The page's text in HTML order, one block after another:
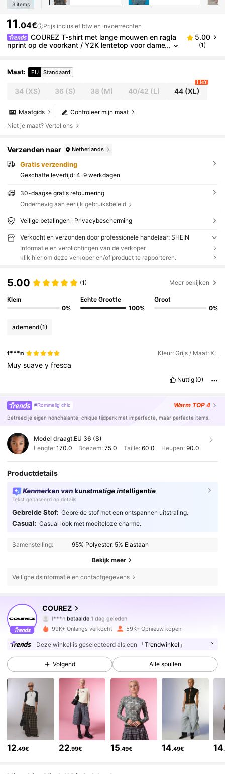
3 items
11 .04€ Prijs inclusief btw en invoerrechten
COUREZ T-shirt met lange mouwen en ragla
nprint op de voorkant / Y2K lentetop voor dame
5.00
(1)
Maat: EU Standaard
34(XS) 36 (S) 38 (M) 40/42 (L) 44 (XL)
1 left
Controleer mijn maat
Maatgids
Niet je maat? Vertel ons
Verzenden naar Netherlands
Gratis verzending
Geschatte levertijd: 4-9 werkdagen
30-daagse gratis retournering
Onderhevig aan eerlijk gebruiksbeleid
Veilige betalingen · Privacybescherming
Verkocht en verzonden door professionele handelaar: SHEIN
Informatie en verplichtingen van de verkoper
klik hier om deze verkoper en/of product te rapporteren.
5.00 (1) Meer bekijken
Klein
0%
Echte Grootte
100%
Groot
0%
ademend(1)
f***n Kleur: Grijs / Maat: XL
Muysuaveyfresca
Nuttig (0)
#Rommelig chic Warm TOP 4
Betreed je eigen nonchalante, chique tijdperk met imperfecte, maar perfecte items.
Model draagt:EU 36 (S)
Lengte: 170.0 Boezem:75.0 Taille: 60.0 Heupen: 90.0
Productdetails
Kenmerken van kunstmatige intelligentie
Tekst gebaseerd op details
Gebreide Stof: Gebreide stof met een ontspannen uitstraling.
Casual: Casual look met moeiteloze charme.
Samenstelling: 95% Polyester, 5% Elastaan
Bekijk meer
Veiligheidsinformatie en contactgegevens
COUREZ
4.77
189K Volgers
s***e gevolgd 5 uur geleden
4.77 189K Volgers
189K Volgers
4.77 189K Volgers
99K+ Onlangs verkocht 59K+ Opnieuw kopen
Deze winkel is geselecteerd als een 「Trendwinkel」
Volgend Alle spullen
12.49€ 22.99€ 15.49€ 14.49€ 14